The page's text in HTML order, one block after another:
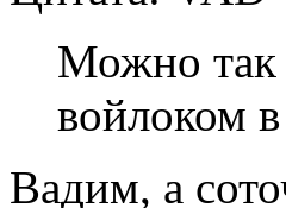
Можно так
войлоком
Вадим, а